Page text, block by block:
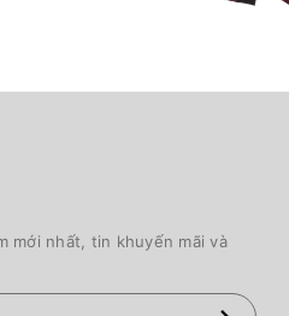
mới nhất, tin khuyến mãi và